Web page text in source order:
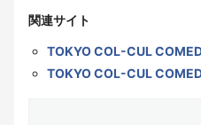
関連サイト
TOKYO COL-CUL
TOKYO COL-CUL